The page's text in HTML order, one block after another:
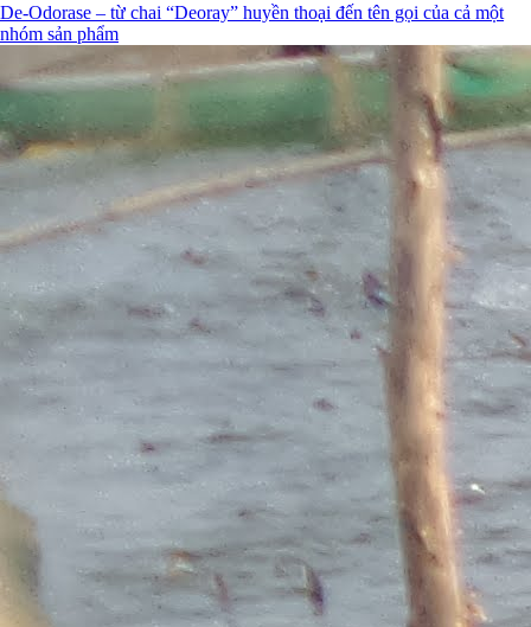
De-Odorase – từ chai “Deoray” huyền thoại đến tên gọi của cả một
nhóm sản phẩm